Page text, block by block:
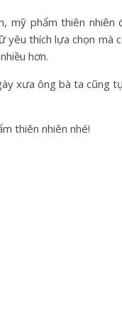
mỹ phẩm thiên nhiên
yêu thích lựa chọn mà
hơn.
xưa ông bà ta cũng
thiên nhiên nhé!